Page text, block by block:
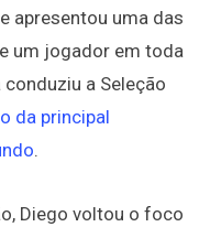
apresentou uma das
um jogador em toda
a Seleção
da principal
.
Diego voltou o foco